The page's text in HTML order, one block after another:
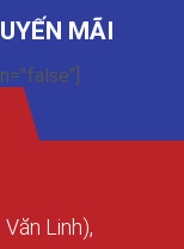
MÃI
Linh),